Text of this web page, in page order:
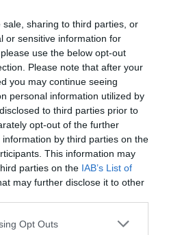
sharing to third parties, or
or sensitive information for
use the below opt-out
Please note that after your
you may continue seeing
personal information utilized by
to third parties prior to
opt-out of the further
by third parties on the
This information may
parties on the IAB’s List of
may further disclose it to other
Opt Outs